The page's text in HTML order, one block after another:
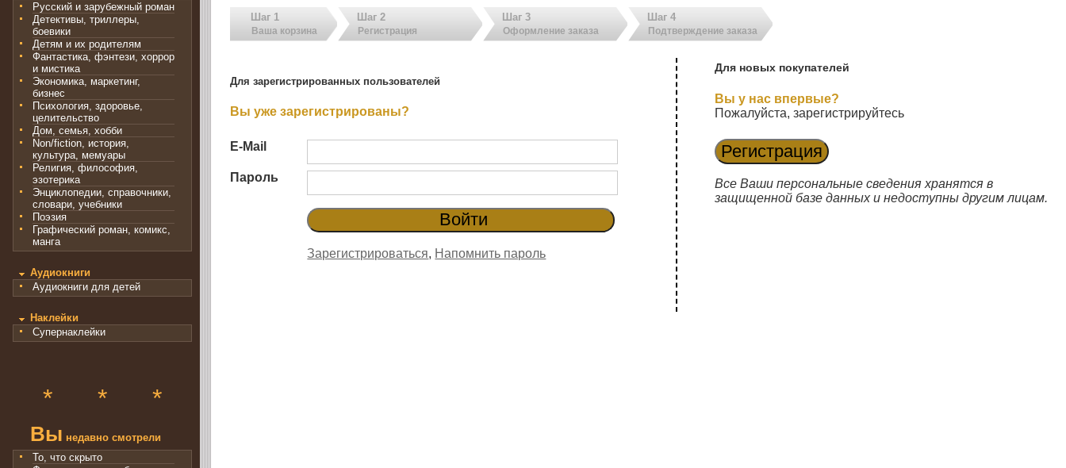
Русский и зарубежный роман
Детективы, триллеры,
боевики
Детям и их родителям
Фантастика, фэнтези, хоррор
и мистика
Экономика, маркетинг,
бизнес
Психология, здоровье,
целительство
Дом, семья, хобби
Non/fiction, история,
культура, мемуары
Религия, философия,
эзотерика
Энциклопедии, справочники,
словари, учебники
Поэзия
Графический роман, комикс,
манга
Аудиокниги
Аудиокниги для детей
Наклейки
Супернаклейки
* * *
Вы недавно смотрели
То, что скрыто
Шаг 1
Ваша корзина
Шаг 2
Регистрация
Шаг 3
Оформление заказа
Шаг 4
Подтверждение заказа
Для зарегистрированных пользователей
Вы уже зарегистрированы?
E-Mail
Пароль
Зарегистрироваться, Напомнить пароль
Для новых покупателей
Вы у нас впервые?
Пожалуйста, зарегистрируйтесь
Все Ваши персональные сведения хранятся в
защищенной базе данных и недоступны другим лицам.